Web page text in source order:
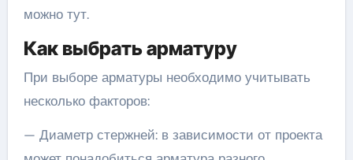
можно тут.
Как выбрать арматуру
При выборе арматуры необходимо учитывать
несколько факторов:
— Диаметр стержней: в зависимости от проекта